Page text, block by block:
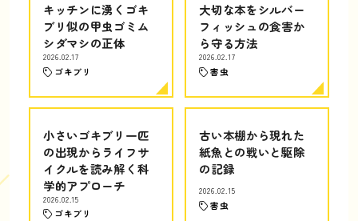
キッチンに湧くゴキ
ブリ似の甲虫ゴミム
シダマシの正体
2026.02.17
ゴキブリ
大切な本をシルバー
フィッシュの食害か
ら守る方法
2026.02.17
害虫
小さいゴキブリ一匹
の出現からライフサ
イクルを読み解く科
学的アプローチ
2026.02.15
ゴキブリ
古い本棚から現れた
紙魚との戦いと駆除
の記録
2026.02.15
害虫